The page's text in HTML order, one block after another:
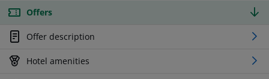
Offers
Offer description
Hotel amenities